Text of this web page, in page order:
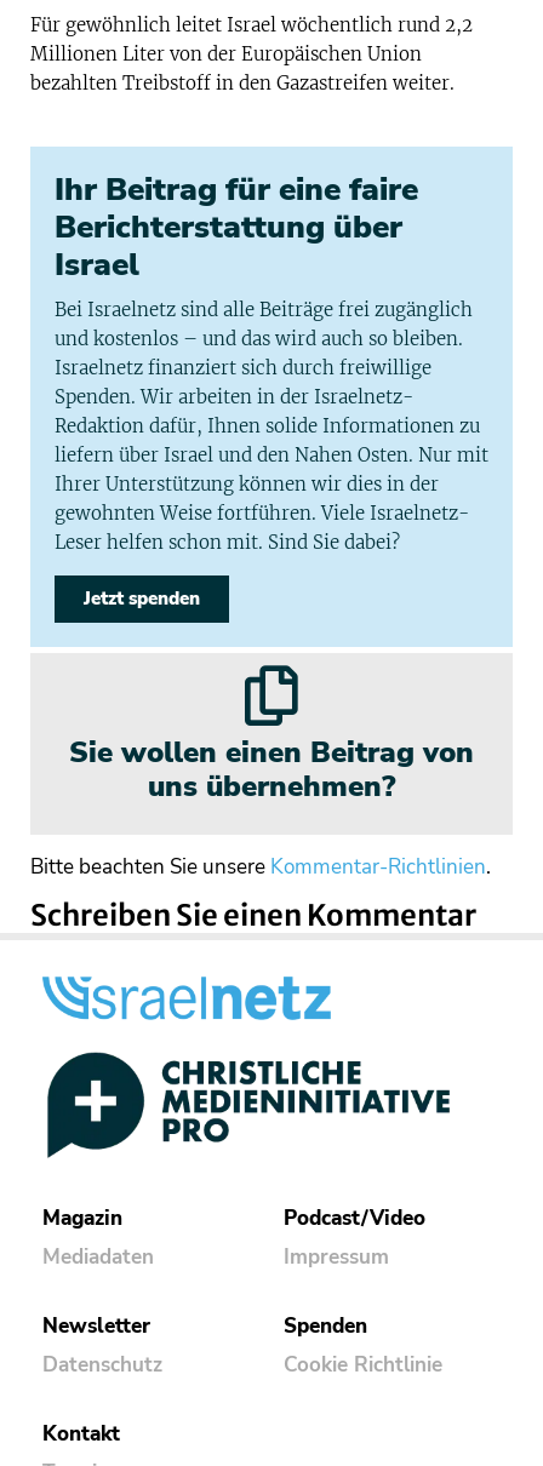
Für gewöhnlich leitet Israel wöchentlich rund 2,2
Millionen Liter von der Europäischen Union
bezahlten Treibstoff in den Gazastreifen weiter.
Ihr Beitrag für eine faire
Berichterstattung über
Israel
Bei Israelnetz sind alle Beiträge frei zugänglich
und kostenlos – und das wird auch so bleiben.
Israelnetz finanziert sich durch freiwillige
Spenden. Wir arbeiten in der Israelnetz-
Redaktion dafür, Ihnen solide Informationen zu
liefern über Israel und den Nahen Osten. Nur mit
Ihrer Unterstützung können wir dies in der
gewohnten Weise fortführen. Viele Israelnetz-
Leser helfen schon mit. Sind Sie dabei?
Jetzt spenden
Sie wollen einen Beitrag von
uns übernehmen?
Bitte beachten Sie unsere Kommentar-Richtlinien.
Schreiben Sie einen Kommentar
Magazin
Mediadaten
Podcast/Video
Impressum
Newsletter
Datenschutz
Spenden
Cookie Richtlinie
Kontakt